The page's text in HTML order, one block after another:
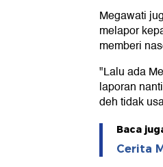
Megawati
melapor
memberi
"Lalu ada
laporan
deh tidak
Baca
Cerita